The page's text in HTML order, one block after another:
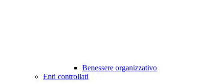
Benessere organizzativo
Enti controllati